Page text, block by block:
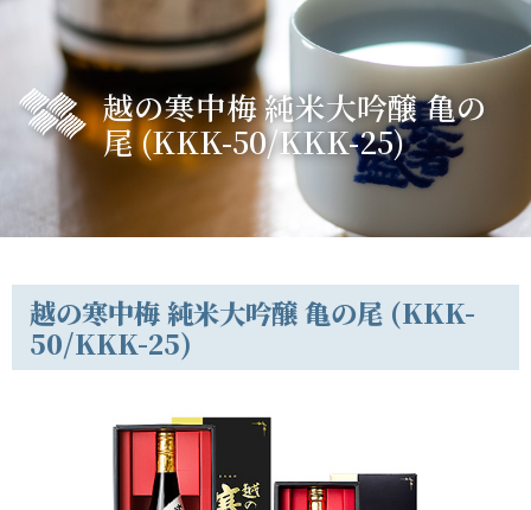
越の寒中梅 純米大吟醸 亀の
尾 (KKK-50/KKK-25)
越の寒中梅 純米大吟醸 亀の尾 (KKK-
50/KKK-25)